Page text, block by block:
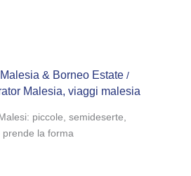
& Borneo Estate /
Malesia, viaggi malesia
piccole, semideserte,
la forma